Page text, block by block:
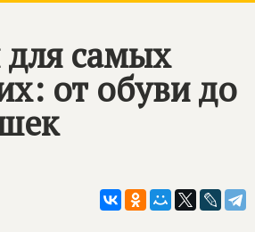
самых
от обуви до